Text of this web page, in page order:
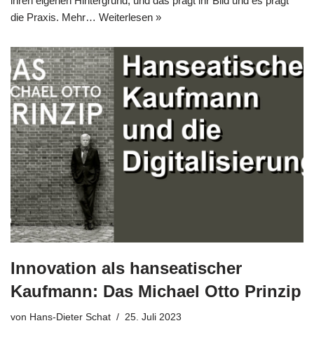
die Pra­xis. Mehr… Wei­ter­le­sen »
Innovation als hanseatischer
Kaufmann: Das Michael Otto Prinzip
von Hans-Dieter Schat 25. Juli 2023